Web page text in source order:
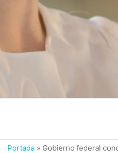
Portada » Gobierno federal